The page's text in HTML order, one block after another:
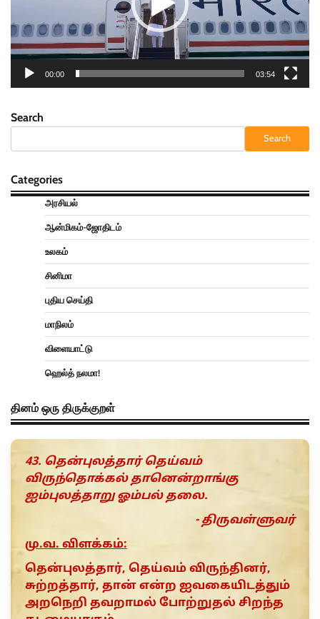
00:00 03:54
Search
Search
Categories
அரசியல்
ஆன்மிகம்-ஜோதிடம்
உலகம்
சினிமா
புதிய செய்தி
மாநிலம்
விளையாட்டு
ஹெல்த் நலமா!
தினம் ஒரு திருக்குறள்
43. தென்புலத்தார் தெய்வம்
விருந்தொக்கல் தானென்றாங்கு
ஐம்புலத்தாறு ஓம்பல் தலை.
- திருவள்ளுவர்
மு.வ. விளக்கம்:
தென்புலத்தார், தெய்வம் விருந்தினர்,
சுற்றத்தார், தான் என்ற ஐவகையிடத்தும்
அறநெறி தவறாமல் போற்றுதல் சிறந்த